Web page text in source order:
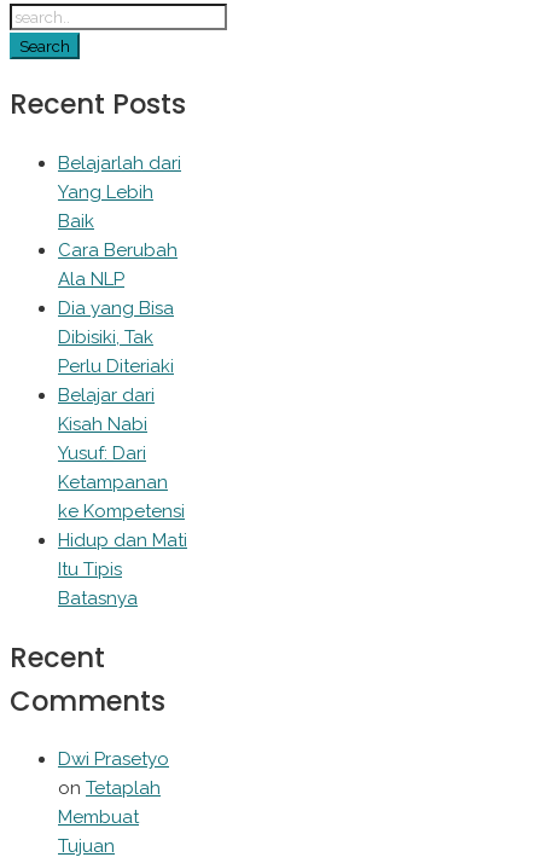
Recent Posts
Belajarlah dari
Yang Lebih
Baik
Cara Berubah
Ala NLP
Dia yang Bisa
Dibisiki, Tak
Perlu Diteriaki
Belajar dari
Kisah Nabi
Yusuf: Dari
Ketampanan
ke Kompetensi
Hidup dan Mati
Itu Tipis
Batasnya
Recent
Comments
Dwi Prasetyo
on Tetaplah
Membuat
Tujuan